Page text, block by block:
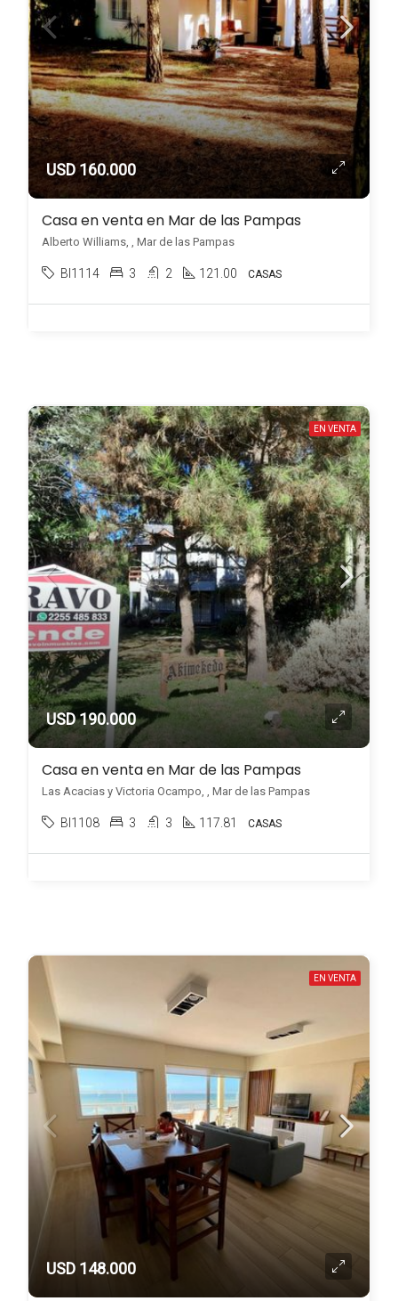
USD 160.000
Casa en venta en Mar de las Pampas
Alberto Williams, , Mar de las Pampas
BI1114 3 2 121.00 CASAS
EN VENTA
USD 190.000
Casa en venta en Mar de las Pampas
Las Acacias y Victoria Ocampo, , Mar de las Pampas
BI1108 3 3 117.81 CASAS
EN VENTA
USD 148.000